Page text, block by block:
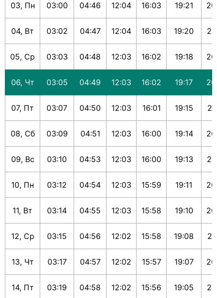
03, Пн 03:00 04:46 12:04 16:03 19:21
04, Вт 03:02 04:47 12:04 16:03 19:20
05, Ср 03:03 04:48 12:03 16:02 19:18
06, Чт 03:05 04:49 12:03 16:02 19:17
07, Пт 03:07 04:50 12:03 16:01 19:15
08, Сб 03:09 04:51 12:03 16:00 19:14
09, Вс 03:10 04:53 12:03 16:00 19:13
10, Пн 03:12 04:54 12:03 15:59 19:11
11, Вт 03:14 04:55 12:03 15:58 19:10
12, Ср 03:15 04:56 12:02 15:58 19:08
13, Чт 03:17 04:57 12:02 15:57 19:07
14, Пт 03:19 04:58 12:02 15:56 19:05